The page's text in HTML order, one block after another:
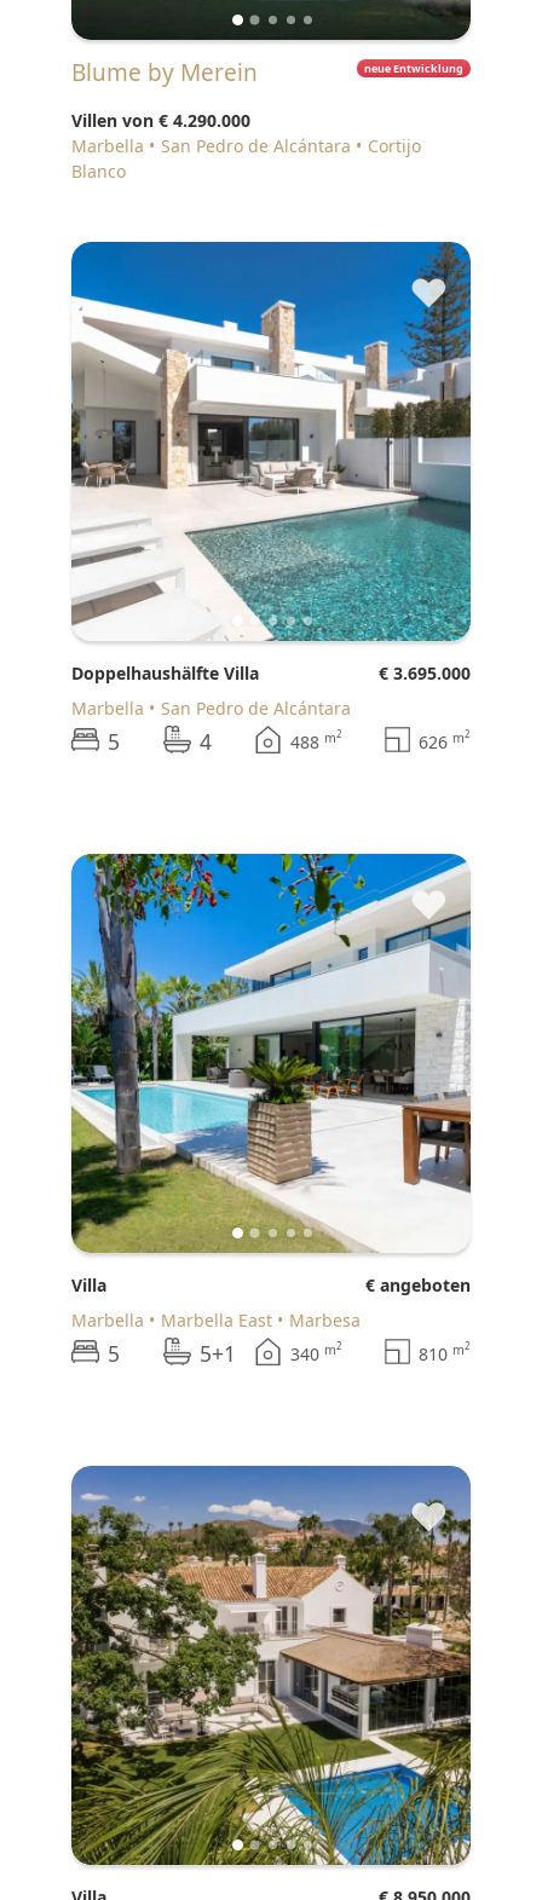
neue Entwicklung
Blume by Merein
Villen von € 4.290.000
Marbella
San Pedro de Alcántara
Cortijo
Blanco
♥
Doppelhaushälfte Villa
€ 3.695.000
Marbella
San Pedro de Alcántara
5 4 488 m2 626 m2
♥
Villa
€ angeboten
Marbella
Marbella East Marbesa
5 5+1 340 m2 810 m2
♥